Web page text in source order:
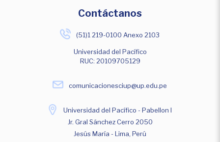
Contáctanos
(51)1 219-0100 Anexo 2103
Universidad del Pacífico
RUC: 20109705129
comunicacionesciup@up.edu.pe
Universidad del Pacífico - Pabellon I
Jr. Gral Sánchez Cerro 2050
Jesús María - Lima, Perú